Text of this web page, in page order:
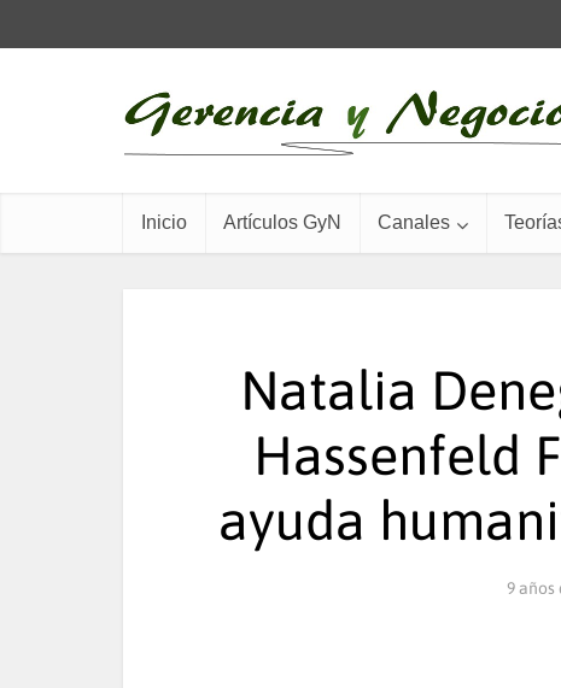
Inicio Artículos GyN Canales
Natalia
Hassenfeld
ayuda
9